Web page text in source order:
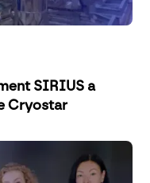
SIRIUS a
Cryostar